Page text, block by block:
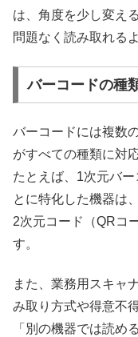
は、角度を少し変え
問題なく読み取れる
バーコードの種
バーコードには複数
がすべての種類に対
たとえば、1次元バ
とに特化した機器は、
2次元コード（QRコ
す。
また、業務用スキャ
み取り方式や得意不
「別の機器では読め